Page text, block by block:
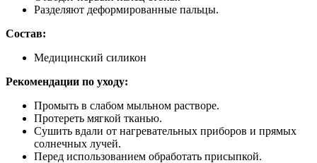
Разделяют деформированные пальцы.
Состав:
Медицинский силикон
Рекомендации по уходу:
Промыть в слабом мыльном растворе.
Протереть мягкой тканью.
Сушить вдали от нагревательных приборов и прямых
солнечных лучей.
Перед использованием обработать присыпкой.